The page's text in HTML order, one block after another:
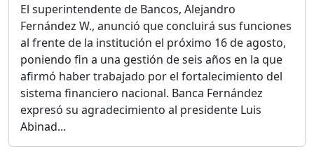
El superintendente de Bancos, Alejandro
Fernández W., anunció que concluirá sus funciones
al frente de la institución el próximo 16 de agosto,
poniendo fin a una gestión de seis años en la que
afirmó haber trabajado por el fortalecimiento del
sistema financiero nacional. Banca Fernández
expresó su agradecimiento al presidente Luis
Abinad...